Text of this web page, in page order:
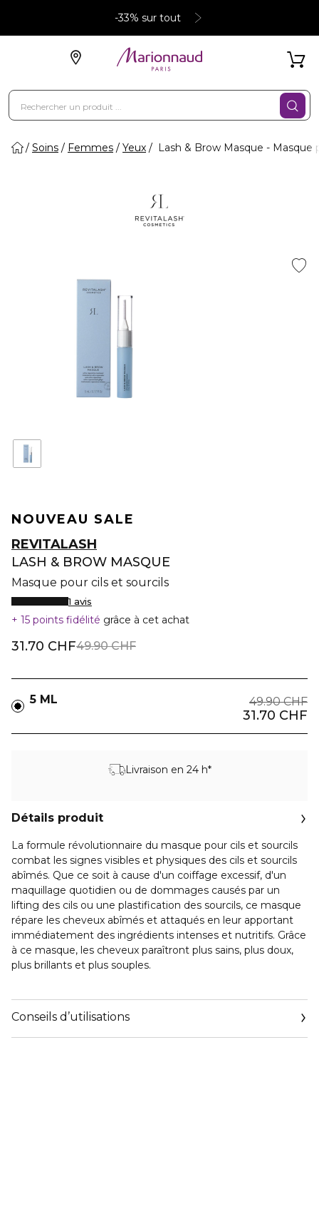
-33% sur tout
Soins Femmes Yeux Lash & Brow Masque - Masque
NOUVEAU SALE
REVITALASH
LASH & BROW MASQUE
Masque pour cils et sourcils
1 avis
15 points fidélité grâce à cet achat
31.70 CHF49.90 CHF
5 ML 49.90 CHF
31.70 CHF
Livraison en 24 h*
Détails produit
La formule révolutionnaire du masque pour cils et sourcils
combat les signes visibles et physiques des cils et sourcils
abîmés. Que ce soit à cause d'un coiffage excessif, d'un
maquillage quotidien ou de dommages causés par un
lifting des cils ou une plastification des sourcils, ce masque
répare les cheveux abîmés et attaqués en leur apportant
immédiatement des ingrédients intenses et nutritifs. Grâce
à ce masque, les cheveux paraîtront plus sains, plus doux,
plus brillants et plus souples.
Conseils d’utilisations